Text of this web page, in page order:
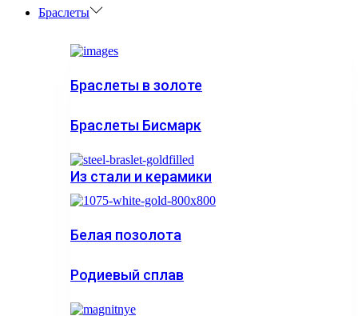
Браслеты
Браслеты в золоте
Браслеты Бисмарк
Из стали и керамики
Белая позолота
Родиевый сплав